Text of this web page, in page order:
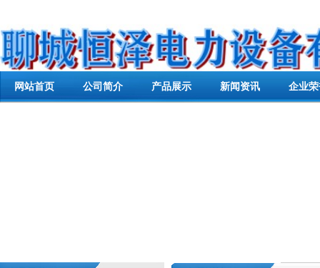
网站首页 公司简介 产品展示 新闻资讯 企业